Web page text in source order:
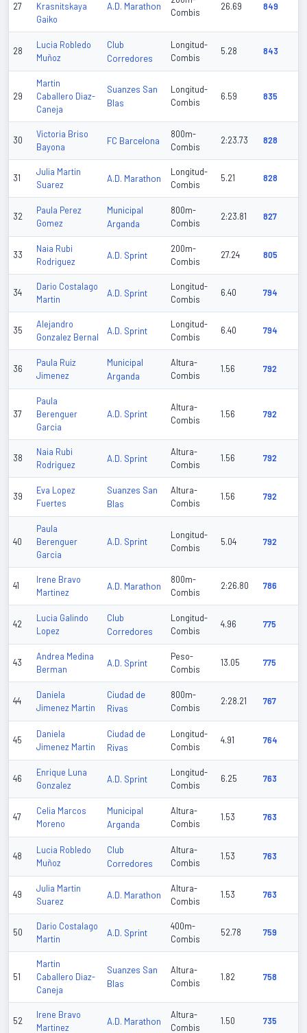
27
Krasnitskaya
Gaiko
A.D. Marathon
Combis
26.69 849
28
Lucia Robledo
Muñoz
Club
Corredores
Longitud-
Combis
5.28 843
29
Martin
Caballero Diaz-
Caneja
Suanzes San
Blas
Longitud-
Combis
6.59 835
30
Victoria Briso
Bayona
FC Barcelona
800m-
Combis
2:23.73 828
31
Julia Martin
Suarez
A.D. Marathon
Longitud-
Combis
5.21 828
32
Paula Perez
Gomez
Municipal
Arganda
800m-
Combis
2:23.81 827
33
Naia Rubi
Rodriguez
A.D. Sprint
200m-
Combis
27.24 805
34
Dario Costalago
Martin
A.D. Sprint
Longitud-
Combis
6.40 794
35
Alejandro
Gonzalez Bernal
A.D. Sprint
Longitud-
Combis
6.40 794
36
Paula Ruiz
Jimenez
Municipal
Arganda
Altura-
Combis
1.56 792
37
Paula
Berenguer
Garcia
A.D. Sprint
Altura-
Combis
1.56 792
38
Naia Rubi
Rodriguez
A.D. Sprint
Altura-
Combis
1.56 792
39
Eva Lopez
Fuertes
Suanzes San
Blas
Altura-
Combis
1.56 792
40
Paula
Berenguer
Garcia
A.D. Sprint
Longitud-
Combis
5.04 792
41
Irene Bravo
Martinez
A.D. Marathon
800m-
Combis
2:26.80 786
42
Lucia Galindo
Lopez
Club
Corredores
Longitud-
Combis
4.96 775
43
Andrea Medina
Berman
A.D. Sprint
Peso-
Combis
13.05 775
44
Daniela
Jimenez Martin
Ciudad de
Rivas
800m-
Combis
2:28.21 767
45
Daniela
Jimenez Martin
Ciudad de
Rivas
Longitud-
Combis
4.91 764
46
Enrique Luna
Gonzalez
A.D. Sprint
Longitud-
Combis
6.25 763
47
Celia Marcos
Moreno
Municipal
Arganda
Altura-
Combis
1.53 763
48
Lucia Robledo
Muñoz
Club
Corredores
Altura-
Combis
1.53 763
49
Julia Martin
Suarez
A.D. Marathon
Altura-
Combis
1.53 763
50
Dario Costalago
Martin
A.D. Sprint
400m-
Combis
52.78 759
51
Martin
Caballero Diaz-
Caneja
Suanzes San
Blas
Altura-
Combis
1.82 758
52
Irene Bravo
Martinez
A.D. Marathon
Altura-
Combis
1.50 735